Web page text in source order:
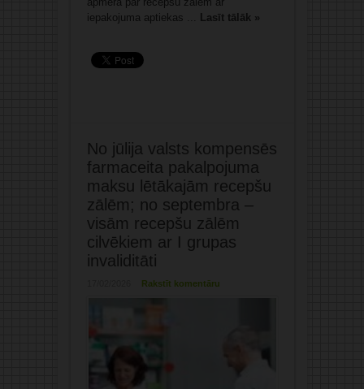
iepakojuma aptiekas ... Lasīt tālāk »
No jūlija valsts kompensēs
farmaceita pakalpojuma
maksu lētākajām recepšu
zālēm; no septembra –
visām recepšu zālēm
cilvēkiem ar I grupas
invaliditāti
Rakstīt komentāru